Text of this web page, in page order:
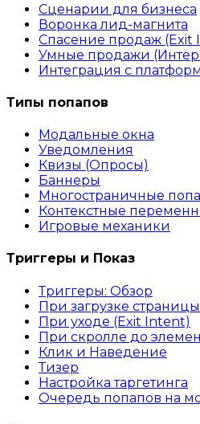
Сценарии для бизнеса
Воронка лид-магнита
Спасение продаж (Exit
Умные продажи
Интеграция с
Типы попапов
Модальные окна
Уведомления
Квизы (Опросы)
Баннеры
Многостраничные
Контекстные
Игровые механики
Триггеры и Показ
Триггеры: Обзор
При загрузке страницы
При уходе (Exit Intent)
При скролле до
Клик и Наведение
Тизер
Настройка таргетинга
Очередь попапов на